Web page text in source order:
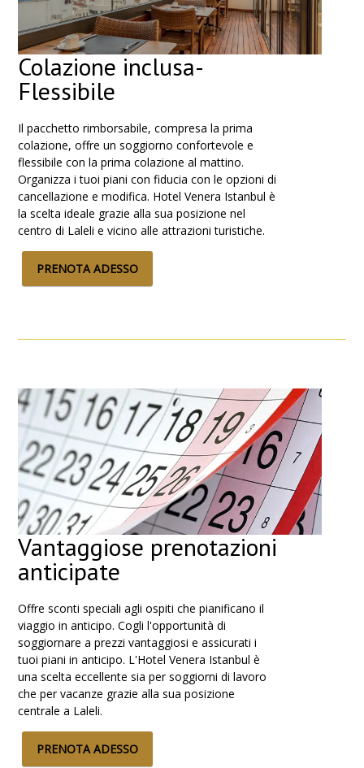
Colazione inclusa-
Flessibile
Il pacchetto rimborsabile, compresa la prima
colazione, offre un soggiorno confortevole e
flessibile con la prima colazione al mattino.
Organizza i tuoi piani con fiducia con le opzioni di
cancellazione e modifica. Hotel Venera Istanbul è
la scelta ideale grazie alla sua posizione nel
centro di Laleli e vicino alle attrazioni turistiche.
PRENOTA ADESSO
Vantaggiose prenotazioni
anticipate
Offre sconti speciali agli ospiti che pianificano il
viaggio in anticipo. Cogli l'opportunità di
soggiornare a prezzi vantaggiosi e assicurati i
tuoi piani in anticipo. L'Hotel Venera Istanbul è
una scelta eccellente sia per soggiorni di lavoro
che per vacanze grazie alla sua posizione
centrale a Laleli.
PRENOTA ADESSO